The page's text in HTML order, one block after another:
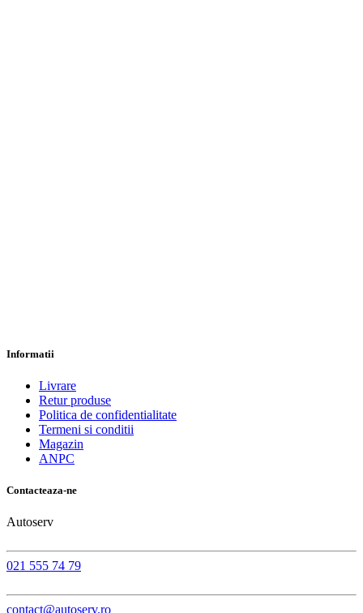
Informatii
Livrare
Retur produse
Politica de confidentialitate
Termeni si conditii
Magazin
ANPC
Contacteaza-ne
Autoserv
021 555 74 79
contact@autoserv.ro